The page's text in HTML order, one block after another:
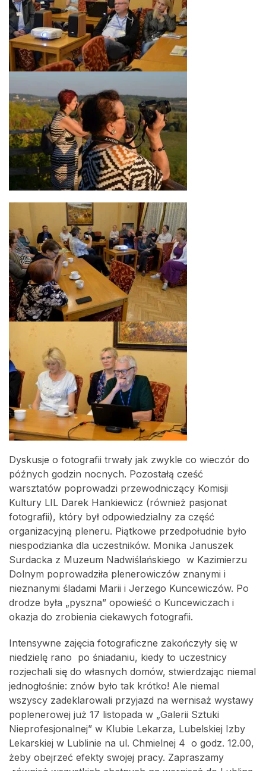
Dyskusje o fotografii trwały jak zwykle co wieczór do
późnych godzin nocnych. Pozostałą cześć
warsztatów poprowadzi przewodniczący Komisji
Kultury LIL Darek Hankiewicz (również pasjonat
fotografii), który był odpowiedzialny za część
organizacyjną pleneru. Piątkowe przedpołudnie było
niespodzianka dla uczestników. Monika Januszek
Surdacka z Muzeum Nadwiślańskiego w Kazimierzu
Dolnym poprowadziła plenerowiczów znanymi i
nieznanymi śladami Marii i Jerzego Kuncewiczów. Po
drodze była „pyszna” opowieść o Kuncewiczach i
okazja do zrobienia ciekawych fotografii.
Intensywne zajęcia fotograficzne zakończyły się w
niedzielę rano po śniadaniu, kiedy to uczestnicy
rozjechali się do własnych domów, stwierdzając niemal
jednogłośnie: znów było tak krótko! Ale niemal
wszyscy zadeklarowali przyjazd na wernisaż wystawy
poplenerowej już 17 listopada w „Galerii Sztuki
Nieprofesjonalnej” w Klubie Lekarza, Lubelskiej Izby
Lekarskiej w Lublinie na ul. Chmielnej 4 o godz. 12.00,
żeby obejrzeć efekty swojej pracy. Zapraszamy